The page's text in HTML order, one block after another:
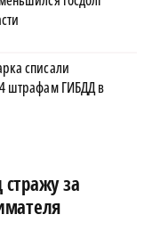
списали
штрафам ГИБДД в
за